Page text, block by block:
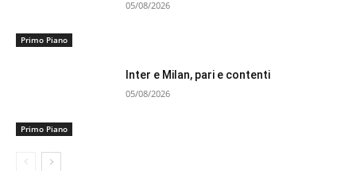
Primo Piano
05/08/2026
Primo Piano
Inter e Milan, pari e contenti
05/08/2026